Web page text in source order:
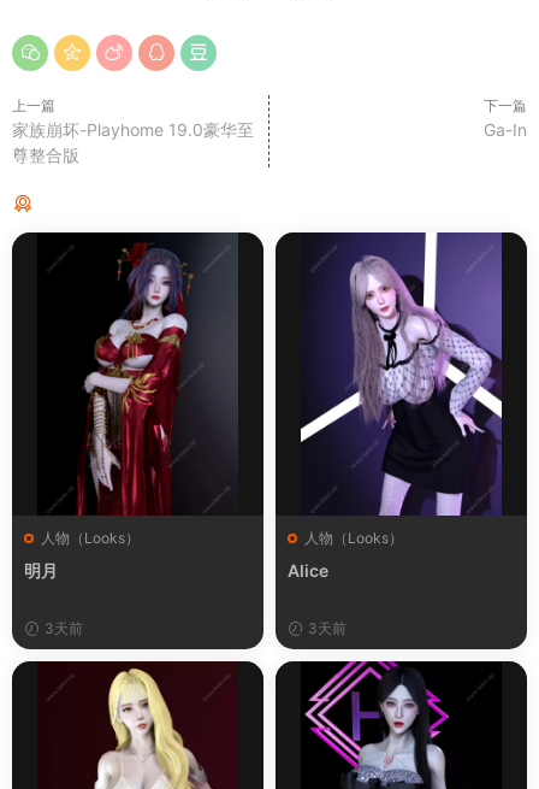
上一篇
家族崩坏-Playhome 19.0豪华至
尊整合版
下一篇
Ga-In
人物（Looks）
明月
3天前
人物（Looks）
Alice
3天前